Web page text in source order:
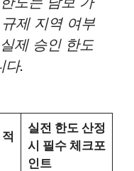
제 지역 여부
제 승인 한도
다.
실전 한도 산정
시 필수 체크포
인트